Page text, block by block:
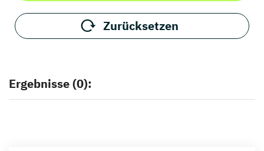
Zurücksetzen
Ergebnisse (0):